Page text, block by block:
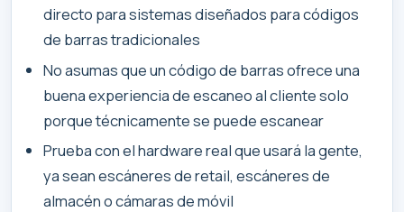
directo para sistemas diseñados para códigos
de barras tradicionales
No asumas que un código de barras ofrece una
buena experiencia de escaneo al cliente solo
porque técnicamente se puede escanear
Prueba con el hardware real que usará la gente,
ya sean escáneres de retail, escáneres de
almacén o cámaras de móvil